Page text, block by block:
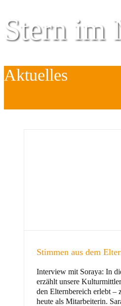
Stern im
Zentrum
und Familie
Aktuelles
Stimmen aus dem
Interview mit Soraya: In
erzählt unsere
den Elternbereich erlebt –
heute als Mitarbeiterin.